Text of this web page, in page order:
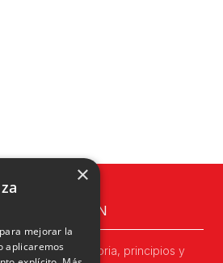
UPN
Historia, principios y
×
mejorar la
aplicaremos